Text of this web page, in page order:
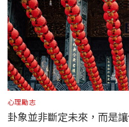
心理勵志
卦象並非斷定未來，而是